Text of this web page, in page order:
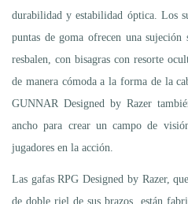
durabilidad y estabilidad óptica. Los
puntas de goma ofrecen una sujeción
resbalen, con bisagras con resorte
de manera cómoda a la forma de la
GUNNAR Designed by Razer
ancho para crear un campo de
jugadores en la acción.
Las gafas RPG Designed by Razer,
de doble riel de sus brazos, están